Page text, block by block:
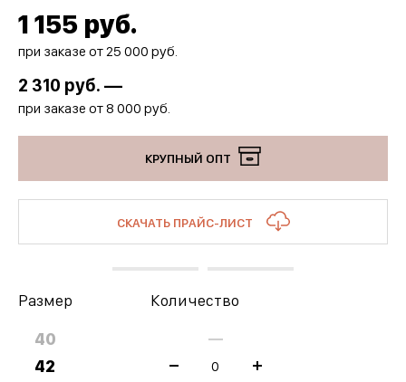
1 155 руб.
при заказе от 25 000 руб.
2 310 руб. —
при заказе от 8 000 руб.
КРУПНЫЙ ОПТ
СКАЧАТЬ ПРАЙС-ЛИСТ
Размер Количество
40
42
—